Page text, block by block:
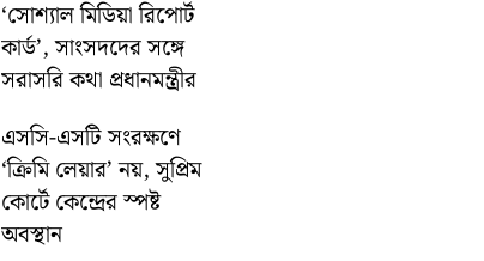
‘সোশ্যাল মিডিয়া রিপোর্ট
কার্ড’, সাংসদদের সঙ্গে
সরাসরি কথা প্রধানমন্ত্রীর
এসসি-এসটি সংরক্ষণে
‘ক্রিমি লেয়ার’ নয়, সুপ্রিম
কোর্টে কেন্দ্রের স্পষ্ট
অবস্থান